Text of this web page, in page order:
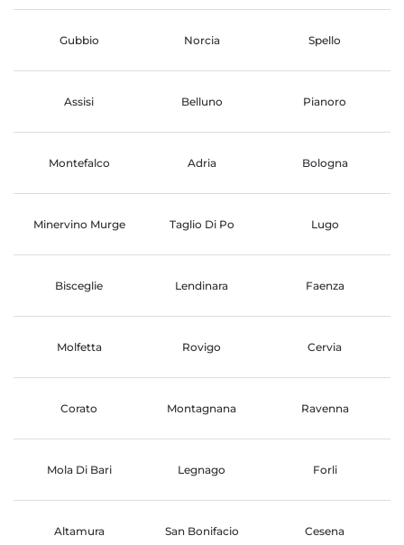
Gubbio Norcia Spello
Assisi Belluno Pianoro
Montefalco Adria Bologna
Minervino Murge Taglio Di Po Lugo
Bisceglie Lendinara Faenza
Molfetta Rovigo Cervia
Corato Montagnana Ravenna
Mola Di Bari Legnago Forli
Altamura San Bonifacio Cesena